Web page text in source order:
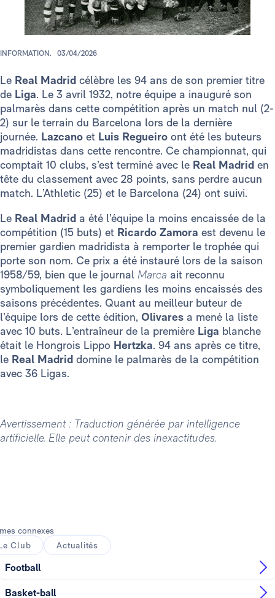
INFORMATION. 03/04/2026
Le Real Madrid célèbre les 94 ans de son premier titre
de Liga. Le 3 avril 1932, notre équipe a inauguré son
palmarès dans cette compétition après un match nul (2-
2) sur le terrain du Barcelona lors de la dernière
journée. Lazcano et Luis Regueiro ont été les buteurs
madridistas dans cette rencontre. Ce championnat, qui
comptait 10 clubs, s’est terminé avec le Real Madrid en
tête du classement avec 28 points, sans perdre aucun
match. L’Athletic (25) et le Barcelona (24) ont suivi.
Le Real Madrid a été l’équipe la moins encaissée de la
compétition (15 buts) et Ricardo Zamora est devenu le
premier gardien madridista à remporter le trophée qui
porte son nom. Ce prix a été instauré lors de la saison
1958/59, bien que le journal Marca ait reconnu
symboliquement les gardiens les moins encaissés des
saisons précédentes. Quant au meilleur buteur de
l’équipe lors de cette édition, Olivares a mené la liste
avec 10 buts. L’entraîneur de la première Liga blanche
était le Hongrois Lippo Hertzka. 94 ans après ce titre,
le Real Madrid domine le palmarès de la compétition
avec 36 Ligas.
Avertissement : Traduction générée par intelligence
artificielle. Elle peut contenir des inexactitudes.
connexes
Club
Actualités
Football
Basket-ball